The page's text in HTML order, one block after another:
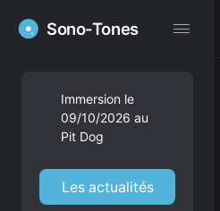
Sono-Tones
Sono-Tones
Immersion le
09/10/2026 au
Pit Dog
Les actualités